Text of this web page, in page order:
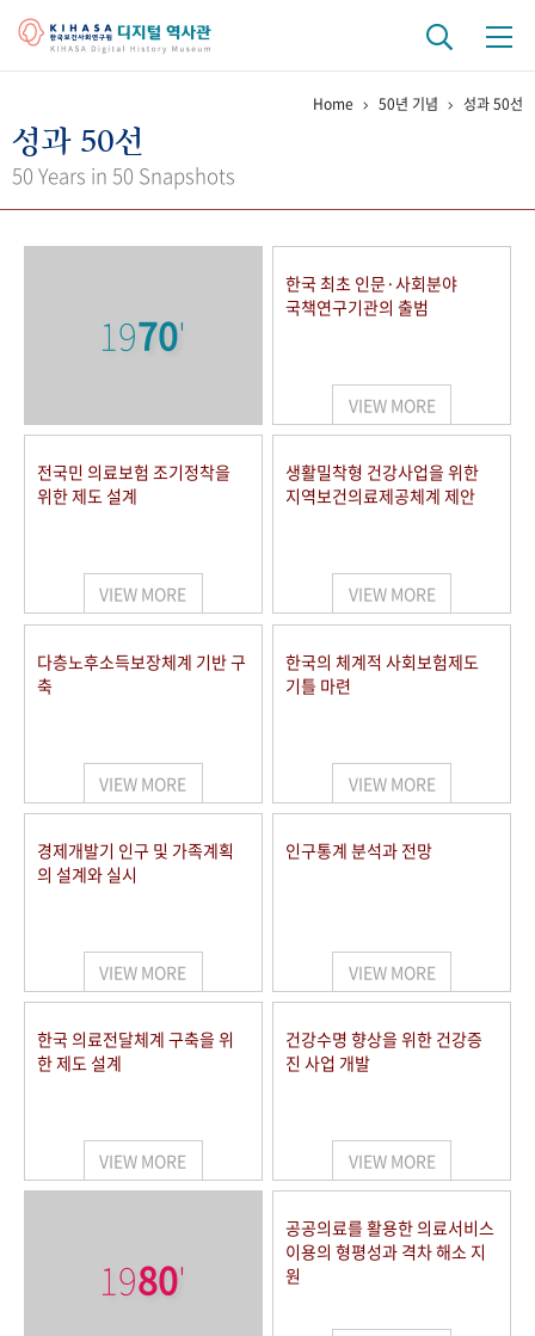
걸어온 길 기관 변천사
키워드로 보는 연구 역사
연구자들
사진 아카이브 문서 기록물 행정박물 영상 기록물
50+1 주년 기념
세계와 함께 한 KIHASA
VR 역사관
Home 50년 기념 성과 50선
성과 50선
50 Years in 50 Snapshots
1970'
한국 최초 인문·사회분야
국책연구기관의 출범
VIEW MORE
전국민 의료보험 조기정착을
위한 제도 설계
VIEW MORE
생활밀착형 건강사업을 위한
지역보건의료제공체계 제안
VIEW MORE
다층노후소득보장체계 기반 구
축
VIEW MORE
한국의 체계적 사회보험제도
기틀 마련
VIEW MORE
경제개발기 인구 및 가족계획
의 설계와 실시
VIEW MORE
인구통계 분석과 전망
VIEW MORE
한국 의료전달체계 구축을 위
한 제도 설계
VIEW MORE
건강수명 향상을 위한 건강증
진 사업 개발
VIEW MORE
1980'
공공의료를 활용한 의료서비스
이용의 형평성과 격차 해소 지
원